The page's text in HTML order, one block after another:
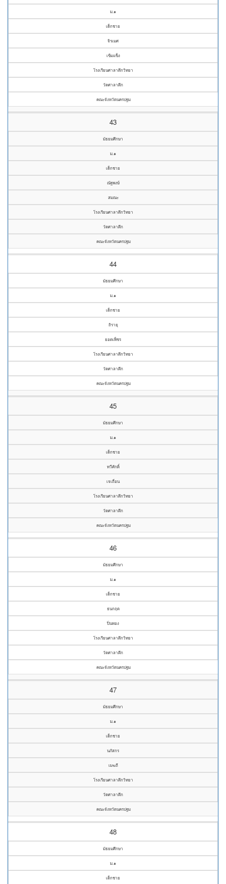
ม.๑
เด็กชาย
จิรเมศ
เข้มแข็ง
โรงเรียนศาลาตึกวิทยา
วัดศาลาตึก
คณะจังหวัดนครปฐม
43
มัธยมศึกษา
ม.๑
เด็กชาย
ณัฐพงษ์
สมณะ
โรงเรียนศาลาตึกวิทยา
วัดศาลาตึก
คณะจังหวัดนครปฐม
44
มัธยมศึกษา
ม.๑
เด็กชาย
ถิรายุ
ยอดเพ็ชร
โรงเรียนศาลาตึกวิทยา
วัดศาลาตึก
คณะจังหวัดนครปฐม
45
มัธยมศึกษา
ม.๑
เด็กชาย
ทวีศักดิ์
เจเถื่อน
โรงเรียนศาลาตึกวิทยา
วัดศาลาตึก
คณะจังหวัดนครปฐม
46
มัธยมศึกษา
ม.๑
เด็กชาย
ธนกฤต
ปิ่นทอง
โรงเรียนศาลาตึกวิทยา
วัดศาลาตึก
คณะจังหวัดนครปฐม
47
มัธยมศึกษา
ม.๑
เด็กชาย
นภัสกร
เมฆถี
โรงเรียนศาลาตึกวิทยา
วัดศาลาตึก
คณะจังหวัดนครปฐม
48
มัธยมศึกษา
ม.๑
เด็กชาย